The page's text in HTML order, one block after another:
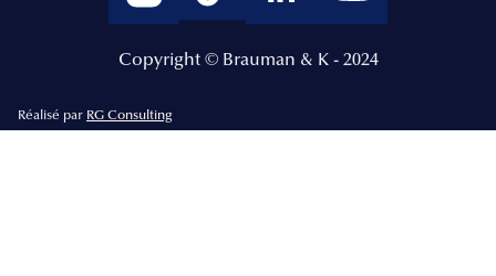
Copyright © Brauman & K - 2024
Réalisé par RG Consulting